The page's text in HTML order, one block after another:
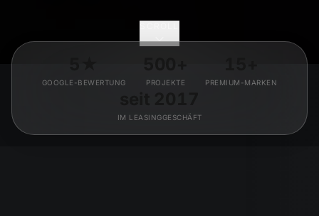
GOOGLE-BEWERTUNG PROJEKTE PREMIUM-MARKEN
IM LEASINGGESCHÄFT